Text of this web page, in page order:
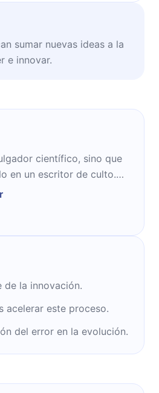
sumar nuevas ideas a la
e innovar.
científico, sino que
en un escritor de culto.
dónde vienen las buenas
destacado en el área de
D.C. y estudió
Brown y Columbia.
de la innovación.
acelerar este proceso.
del error en la evolución.